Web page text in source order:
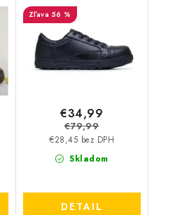
Fergus 78493 -
Výpredaj
56 %
Skladom
€28,45 bez DPH
€34,99
€79,99
DETAIL